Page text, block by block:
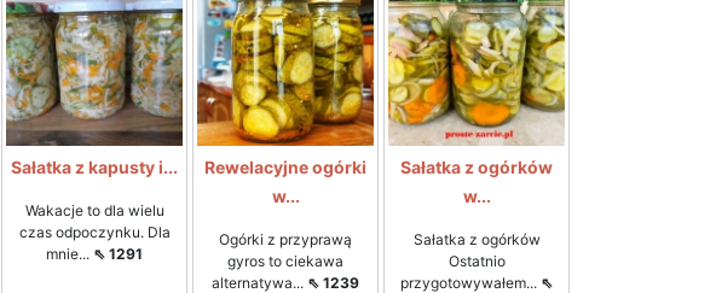
Sałatka z kapusty i...
Wakacje to dla wielu
czas odpoczynku. Dla
mnie... ⇖ 1291
Rewelacyjne ogórki
w...
Ogórki z przyprawą
gyros to ciekawa
alternatywa... ⇖ 1239
Sałatka z ogórków
w...
Sałatka z ogórków
Ostatnio
przygotowywałem... ⇖